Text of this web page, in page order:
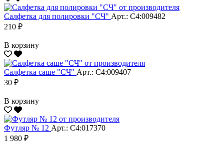
Салфетка для полировки "CЧ" Арт.: С4:009482
210 ₽
В корзину
Салфетка саше "CЧ" Арт.: С4:009407
30 ₽
В корзину
Футляр № 12 Арт.: С4:017370
1 980 ₽